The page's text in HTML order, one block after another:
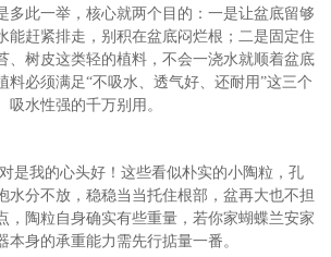
多此一举，核心就两个目的：一是让盆底留够
能赶紧排走，别积在盆底闷烂根；二是固定住
、树皮这类轻的植料，不会一浇水就顺着盆底
料必须满足“不吸水、透气好、还耐用”这三个
吸水性强的千万别用。
是我的心头好！这些看似朴实的小陶粒，孔
水分不放，稳稳当当托住根部，盆再大也不担
，陶粒自身确实有些重量，若你家蝴蝶兰安家
本身的承重能力需先行掂量一番。